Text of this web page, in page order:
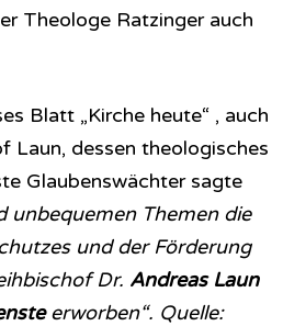
Theologe Ratzinger auch
Blatt „Kirche heute“ , auch
Laun, dessen theologisches
Glaubenswächter sagte
unbequemen Themen die
und der Förderung
Dr. Andreas Laun
erworben“. Quelle: